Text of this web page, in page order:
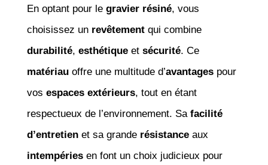
En optant pour le gravier résiné, vous
choisissez un revêtementqui combine
durabilité, esthétiqueet sécurité. Ce
matériauoffre une multitude d’avantagespour
vos espaces extérieurs, tout en étant
respectueux de l’environnement. Sa facilité
d’entretienet sa grande résistanceaux
intempériesen font un choix judicieux pour